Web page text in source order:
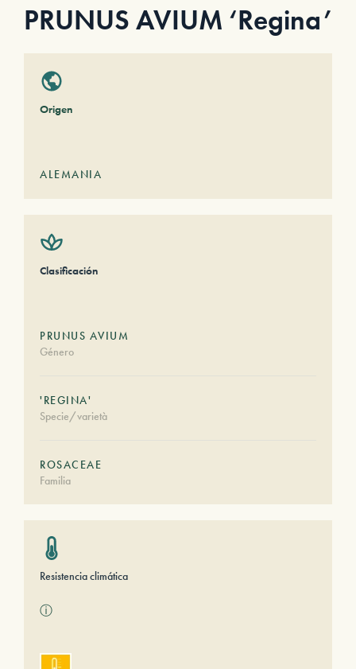
PRUNUS AVIUM ‘Regina’
Origen
ALEMANIA
Clasificación
PRUNUS AVIUM
Género
'REGINA'
Specie/varietà
ROSACEAE
Familia
Resistencia climática
ⓘ